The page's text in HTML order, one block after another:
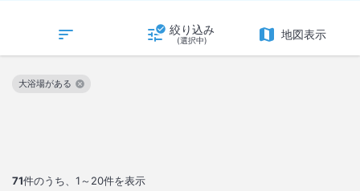
絞り込み
(選択中) 地図表示
71件のうち、 1～20件を表示
大浴場がある
この絞り込み条件を解除